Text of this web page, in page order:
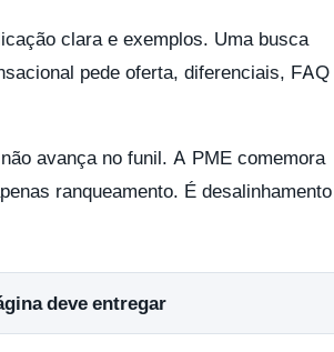
clara e exemplos. Uma busca
pede oferta, diferenciais, FAQ
avança no funil. A PME comemora
ranqueamento. É desalinhamento
deve entregar